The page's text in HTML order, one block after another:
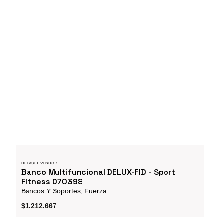
DEFAULT VENDOR
Banco Multifuncional DELUX-FID - Sport
Fitness 070398
Bancos Y Soportes, Fuerza
$1.212.667